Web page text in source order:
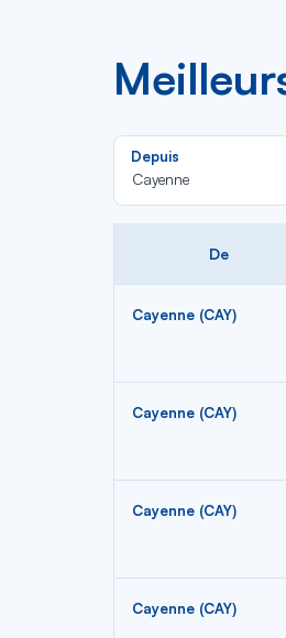
Depuis
Cayenne
De
Cayenne (CAY)
Cayenne (CAY)
Cayenne (CAY)
Cayenne (CAY)